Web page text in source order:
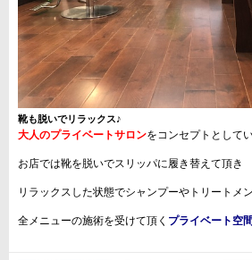
靴も脱いでリラックス♪
大人のプライベートサロンをコンセプトとして
お店では靴を脱いでスリッパに履き替えて頂き
リラックスした状態でシャンプーやトリートメ
全メニューの施術を受けて頂く プライベート空間